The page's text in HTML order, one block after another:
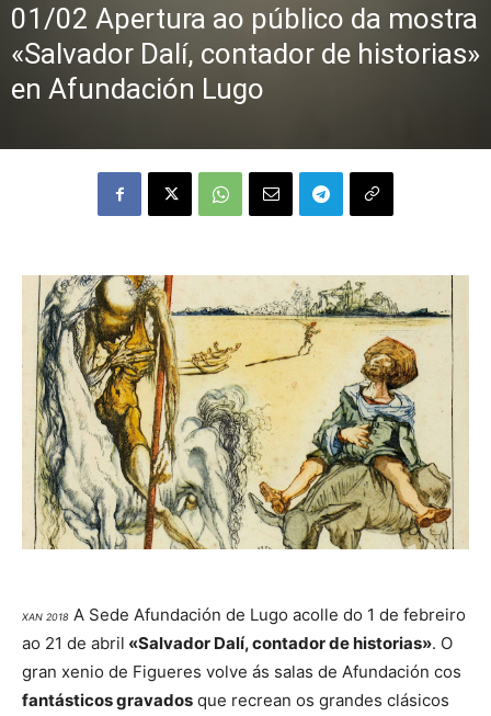
01/02 Apertura ao público da mostra
«Salvador Dalí, contador de historias»
en Afundación Lugo
XAN 2018 A Sede Afundación de Lugo acolle do 1 de febreiro
ao 21 de abril «Salvador Dalí, contador de historias». O
gran xenio de Figueres volve ás salas de Afundación cos
fantásticos gravados que recrean os grandes clásicos